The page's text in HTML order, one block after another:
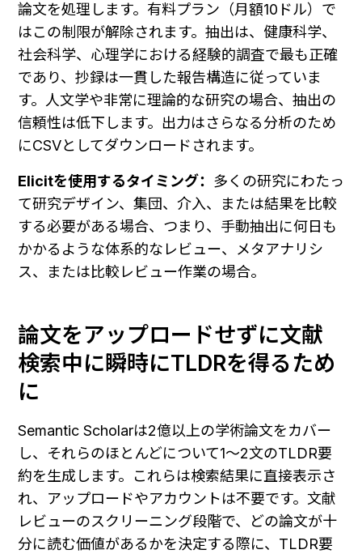
論文を処理します。有料プラン（月額10ドル）で
はこの制限が解除されます。抽出は、健康科学、
社会科学、心理学における経験的調査で最も正確
であり、抄録は一貫した報告構造に従っていま
す。人文学や非常に理論的な研究の場合、抽出の
信頼性は低下します。出力はさらなる分析のため
にCSVとしてダウンロードされます。
Elicitを使用するタイミング： 多くの研究にわたっ
て研究デザイン、集団、介入、または結果を比較
する必要がある場合、つまり、手動抽出に何日も
かかるような体系的なレビュー、メタアナリシ
ス、または比較レビュー作業の場合。
論文をアップロードせずに文献
検索中に瞬時にTLDRを得るため
に
Semantic Scholarは2億以上の学術論文をカバー
し、それらのほとんどについて1〜2文のTLDR要
約を生成します。これらは検索結果に直接表示さ
れ、アップロードやアカウントは不要です。文献
レビューのスクリーニング段階で、どの論文が十
分に読む価値があるかを決定する際に、TLDR要